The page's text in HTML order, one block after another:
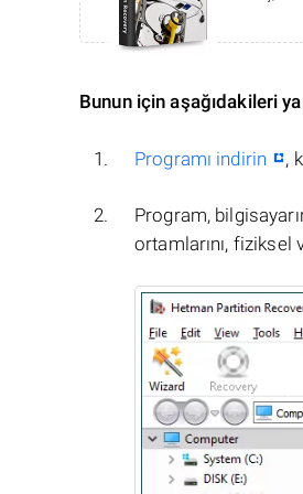
Bunun için aşağıdakileri
Programı indirin ,
Program,
ortamlarını,